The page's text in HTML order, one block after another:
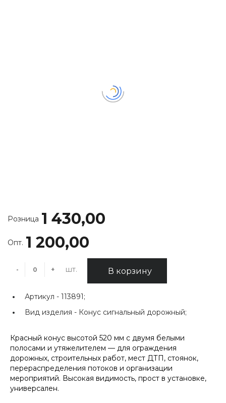
Розница 1 430,00
Опт. 1 200,00
- + шт. В корзину
Артикул - 113891;
Вид изделия - Конус сигнальный дорожный;
Красный конус высотой 520 мм с двумя белыми
полосами и утяжелителем — для ограждения
дорожных, строительных работ, мест ДТП, стоянок,
перераспределения потоков и организации
мероприятий. Высокая видимость, прост в установке,
универсален.